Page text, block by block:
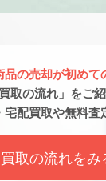
品の売却が初めて
買取の流れ」をご
配買取や無料査
買取の流れをみ